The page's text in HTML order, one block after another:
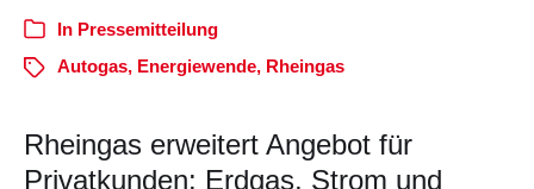
In Pressemitteilung
Autogas, Energiewende, Rheingas
Rheingas erweitert Angebot für
Privatkunden: Erdgas, Strom und